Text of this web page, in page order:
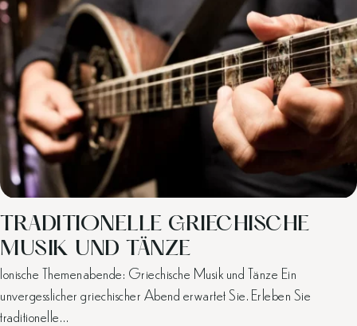
TRADITIONELLE GRIECHISCHE
MUSIK UND TÄNZE
Ionische Themenabende: Griechische Musik und Tänze Ein
unvergesslicher griechischer Abend erwartet Sie. Erleben Sie
traditionelle…